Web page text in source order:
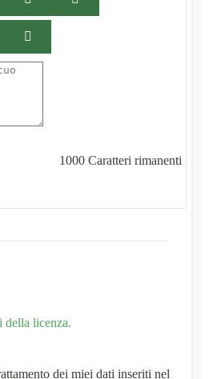
1000 Caratteri rimanenti
della licenza.
dei miei dati inseriti nel